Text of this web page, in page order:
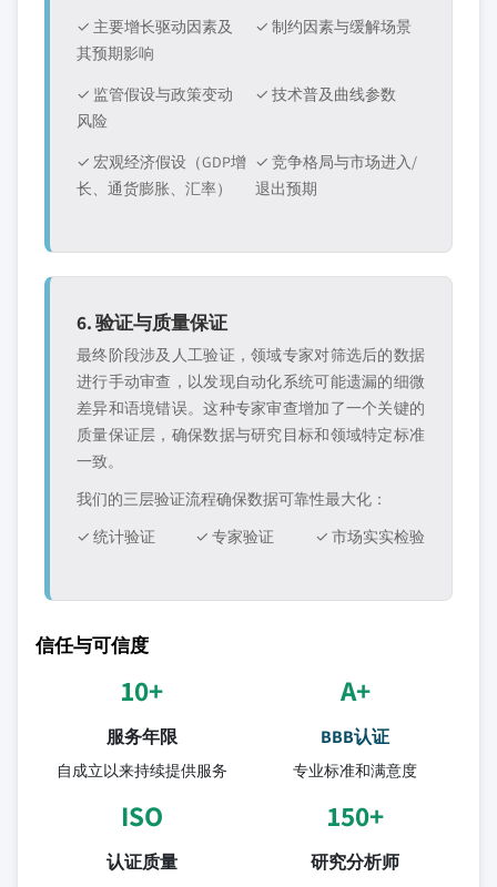
✓ 主要增长驱动因素及
其预期影响
✓ 制约因素与缓解场景
✓ 监管假设与政策变动
风险
✓ 技术普及曲线参数
✓ 宏观经济假设（GDP增
长、通货膨胀、汇率）
✓ 竞争格局与市场进入/
退出预期
6. 验证与质量保证
最终阶段涉及人工验证，领域专家对筛选后的数据
进行手动审查，以发现自动化系统可能遗漏的细微
差异和语境错误。这种专家审查增加了一个关键的
质量保证层，确保数据与研究目标和领域特定标准
一致。
我们的三层验证流程确保数据可靠性最大化：
✓ 统计验证
✓ 专家验证 ✓ 市场实实检验
信任与可信度
10+
服务年限
自成立以来持续提供服务
A+
BBB认证
专业标准和满意度
ISO
认证质量
150+
研究分析师